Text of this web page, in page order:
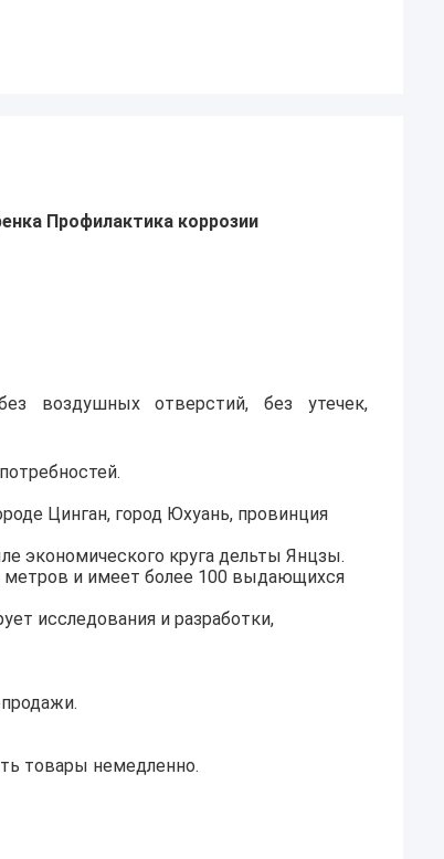
Профилактика коррозии
воздушных отверстий, без утечек,
Цинган, город Юхуань, провинция
экономического круга дельты Янцзы.
метров и имеет более 100 выдающихся
исследования и разработки,
товары немедленно.